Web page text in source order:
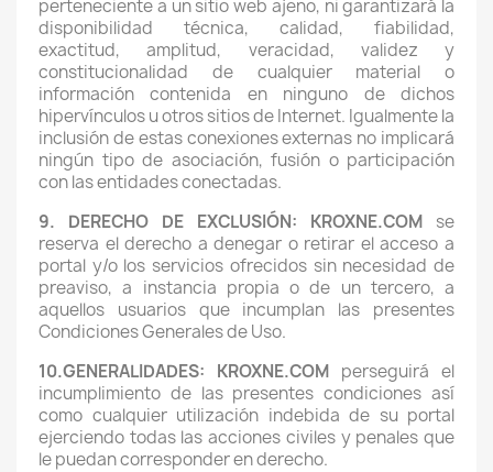
perteneciente a un sitio web ajeno, ni garantizará la
disponibilidad técnica, calidad, fiabilidad,
exactitud, amplitud, veracidad, validez y
constitucionalidad de cualquier material o
información contenida en ninguno de dichos
hipervínculos u otros sitios de Internet. Igualmente la
inclusión de estas conexiones externas no implicará
ningún tipo de asociación, fusión o participación
con las entidades conectadas.
9. DERECHO DE EXCLUSIÓN: KROXNE.COM se
reserva el derecho a denegar o retirar el acceso a
portal y/o los servicios ofrecidos sin necesidad de
preaviso, a instancia propia o de un tercero, a
aquellos usuarios que incumplan las presentes
Condiciones Generales de Uso.
10.GENERALIDADES: KROXNE.COM perseguirá el
incumplimiento de las presentes condiciones así
como cualquier utilización indebida de su portal
ejerciendo todas las acciones civiles y penales que
le puedan corresponder en derecho.